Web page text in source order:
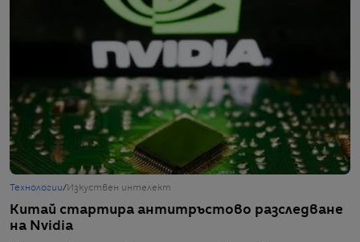
Технологии/ Изкуствен интелект
Китай стартира антитръстово разследване
на Nvidia